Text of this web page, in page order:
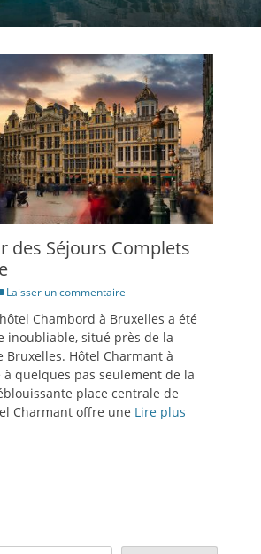
des Séjours Complets
Laisser un commentaire
Chambord à Bruxelles a été
inoubliable, situé près de la
Bruxelles. Hôtel Charmant à
à quelques pas seulement de la
place centrale de
Charmant offre une Lire plus